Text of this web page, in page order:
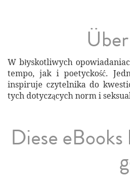
W błyskotliwych
tempo, jak i poetyckość.
inspiruje czytelnika do
tych dotyczących norm i
Diese